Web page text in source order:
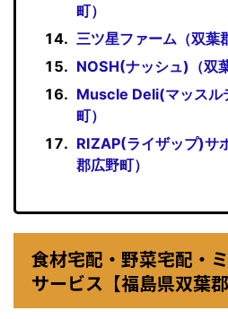
町）
三ツ星ファーム（双葉
NOSH(ナッシュ)（双
Muscle Deli(マッスル
町）
RIZAP(ライザップ)サ
郡広野町）
食材宅配・野菜宅配・
サービス【福島県双葉郡